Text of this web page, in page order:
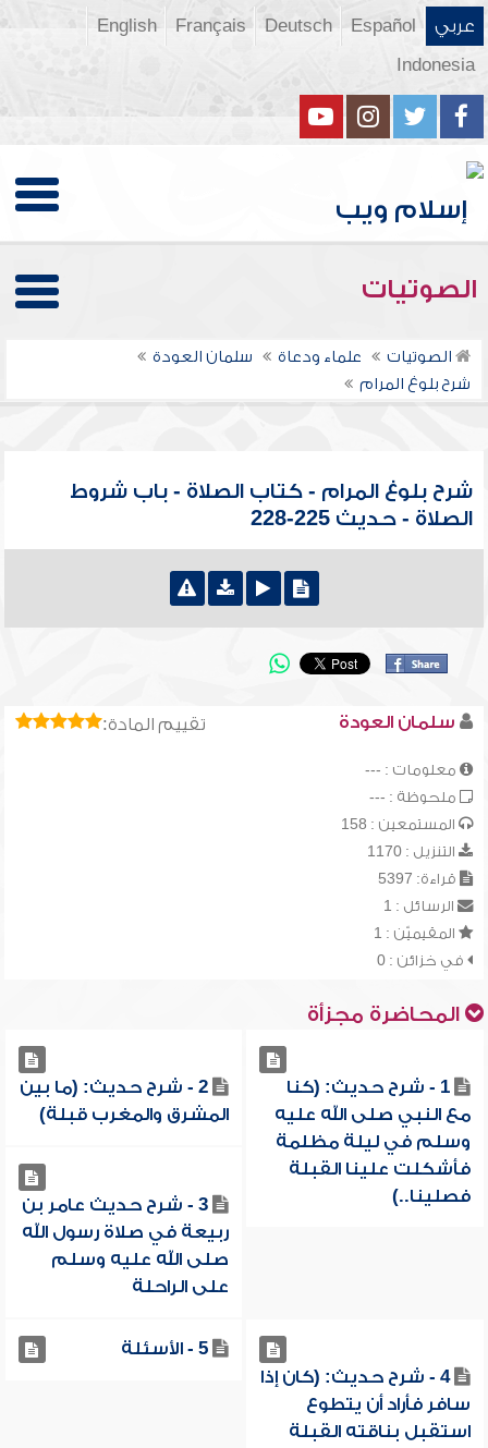
عربي Español
Deutsch
Français
English
Indonesia
الصوتيات
الصوتيات علماء ودعاة
سلمان العودة
شرح بلوغ المرام
شرح بلوغ المرام - كتاب الصلاة - باب شروط
الصلاة - حديث 225-228
تقييم المادة: سلمان العودة
معلومات : ---
ملحوظة : ---
المستمعين : 158
التنزيل : 1170
قراءة: 5397
الرسائل : 1
المقيميّن : 1
في خزائن : 0
المحاضرة مجزأة
1 - شرح حديث: (كنا
مع النبي صلى الله عليه
وسلم في ليلة مظلمة
فأشكلت علينا القبلة
فصلينا..)
2 - شرح حديث: (ما بين
المشرق والمغرب قبلة)
3 - شرح حديث عامر بن
ربيعة في صلاة رسول الله
صلى الله عليه وسلم
على الراحلة
4 - شرح حديث: (كان إذا
سافر فأراد أن يتطوع
استقبل بناقته القبلة
5 - الأسئلة